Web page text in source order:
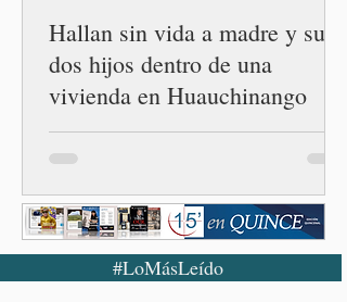
Hallan sin vida a madre y sus
dos hijos dentro de una
vivienda en Huauchinango
#LoMásLeído